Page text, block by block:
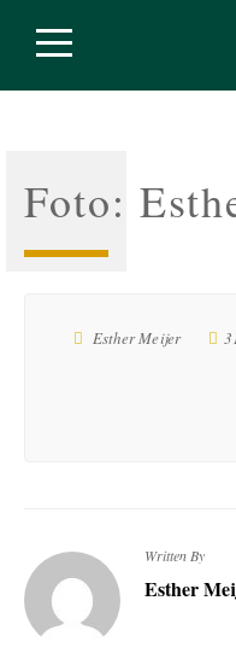
Foto:
Esther Meijer
Written By
Esther